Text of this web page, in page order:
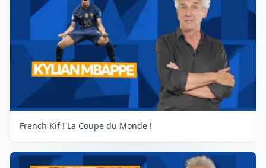
French Kif ! La Coupe du Monde !